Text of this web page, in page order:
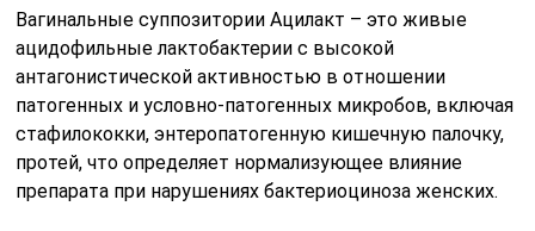
Вагинальные суппозитории Ацилакт – это живые
ацидофильные лактобактерии с высокой
антагонистической активностью в отношении
патогенных и условно-патогенных микробов, включая
стафилококки, энтеропатогенную кишечную палочку,
протей, что определяет нормализующее влияние
препарата при нарушениях бактериоциноза женских.